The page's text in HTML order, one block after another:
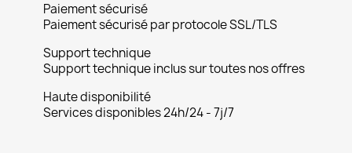
Paiement sécurisé
Paiement sécurisé par protocole SSL/TLS
Support technique
Support technique inclus sur toutes nos offres
Haute disponibilité
Services disponibles 24h/24 - 7j/7